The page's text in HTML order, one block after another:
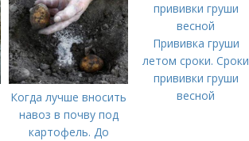
Когда лучше вносить
навоз в почву под
картофель. До
Прививка груши
летом сроки. Сроки
прививки груши
весной